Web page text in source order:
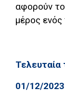
Βίβλος
αφορούν
μέρος
Τελευταία
01/12/2023